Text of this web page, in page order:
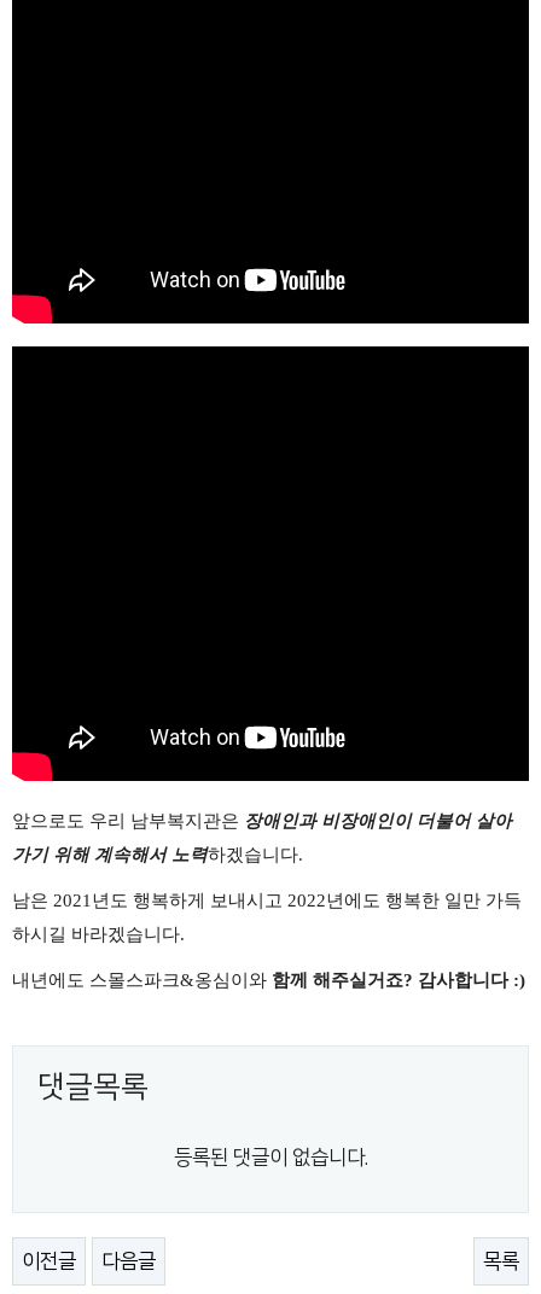
앞으로도 우리 남부복지관은 장애인과 비장애인이 더불어 살아
가기 위해 계속해서 노력하겠습니다.
남은 2021 년도 행복하게 보내시고 2022년에도 행복한 일만 가득
하시길 바라겠습니다.
내년에도 스몰스파크&옹심이와 함께 해주실거죠? 감사합니다 :)
댓글목록
등록된 댓글이 없습니다.
이전글 다음글 목록